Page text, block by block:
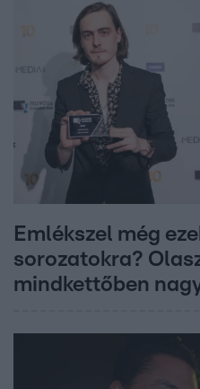
Emlékszel még
sorozatokra?
mindkettőben